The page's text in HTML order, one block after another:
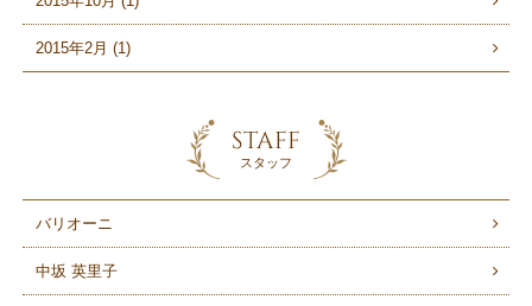
2015年2月 (1)
STAFF
スタッフ
バリオーニ
中坂 英里子